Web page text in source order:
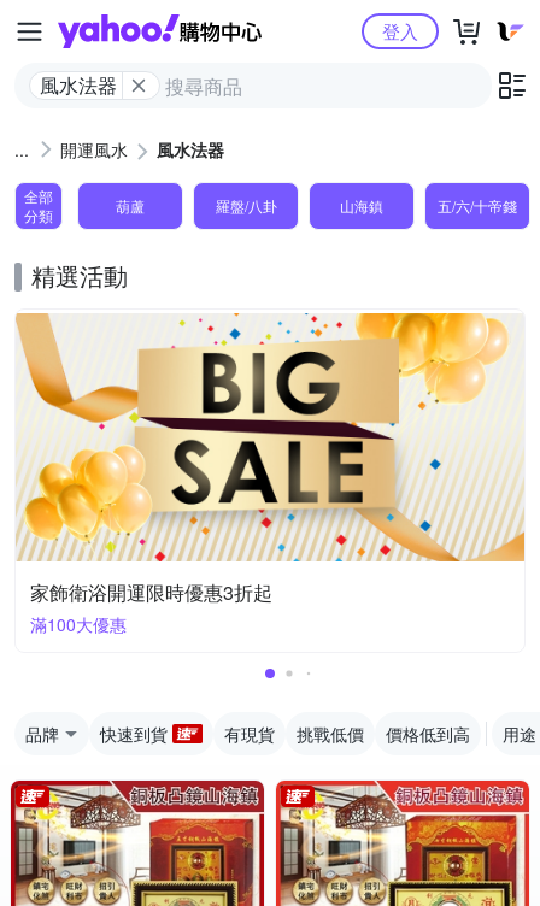
Yahoo購物中心
風水法器
登入
開運風水 風水法器
全部
分類
葫蘆 羅盤/八卦 山海鎮 五/六/十帝錢
精選活動
家飾衛浴開運限時優惠3折起
滿100大優惠
品牌 快速到貨 有現貨 挑戰低價 價格低到高 用途